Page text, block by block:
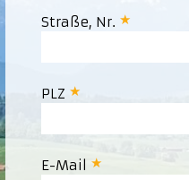
Straße, Nr.
PLZ
E-Mail